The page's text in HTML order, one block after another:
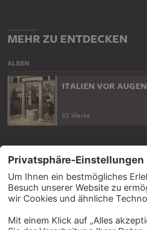
MEHR ZU ENTDECKEN
ALBEN
ITALIEN VOR AUGEN
83 Werke
WEBSEITE